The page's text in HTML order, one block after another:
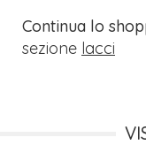
Continua lo
sezione lacci